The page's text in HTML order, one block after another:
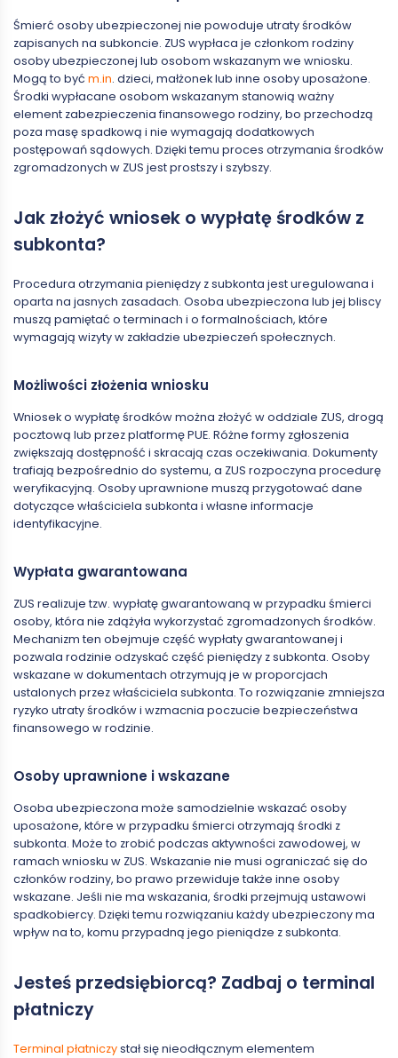
Śmierć osoby ubezpieczonej nie powoduje utraty środków
zapisanych na subkoncie. ZUS wypłaca je członkom rodziny
osoby ubezpieczonej lub osobom wskazanym we wniosku.
Mogą to być m.in. dzieci, małżonek lub inne osoby uposażone.
Środki wypłacane osobom wskazanym stanowią ważny
element zabezpieczenia finansowego rodziny, bo przechodzą
poza masę spadkową i nie wymagają dodatkowych
postępowań sądowych. Dzięki temu proces otrzymania środków
zgromadzonych w ZUS jest prostszy i szybszy.
Jak złożyć wniosek o wypłatę środków z
subkonta?
Procedura otrzymania pieniędzy z subkonta jest uregulowana i
oparta na jasnych zasadach. Osoba ubezpieczona lub jej bliscy
muszą pamiętać o terminach i o formalnościach, które
wymagają wizyty w zakładzie ubezpieczeń społecznych.
Możliwości złożenia wniosku
Wniosek o wypłatę środków można złożyć w oddziale ZUS, drogą
pocztową lub przez platformę PUE. Różne formy zgłoszenia
zwiększają dostępność i skracają czas oczekiwania. Dokumenty
trafiają bezpośrednio do systemu, a ZUS rozpoczyna procedurę
weryfikacyjną. Osoby uprawnione muszą przygotować dane
dotyczące właściciela subkonta i własne informacje
identyfikacyjne.
Wypłata gwarantowana
ZUS realizuje tzw. wypłatę gwarantowaną w przypadku śmierci
osoby, która nie zdążyła wykorzystać zgromadzonych środków.
Mechanizm ten obejmuje część wypłaty gwarantowanej i
pozwala rodzinie odzyskać część pieniędzy z subkonta. Osoby
wskazane w dokumentach otrzymują je w proporcjach
ustalonych przez właściciela subkonta. To rozwiązanie zmniejsza
ryzyko utraty środków i wzmacnia poczucie bezpieczeństwa
finansowego w rodzinie.
Osoby uprawnione i wskazane
Osoba ubezpieczona może samodzielnie wskazać osoby
uposażone, które w przypadku śmierci otrzymają środki z
subkonta. Może to zrobić podczas aktywności zawodowej, w
ramach wniosku w ZUS. Wskazanie nie musi ograniczać się do
członków rodziny, bo prawo przewiduje także inne osoby
wskazane. Jeśli nie ma wskazania, środki przejmują ustawowi
spadkobiercy. Dzięki temu rozwiązaniu każdy ubezpieczony ma
wpływ na to, komu przypadną jego pieniądze z subkonta.
Jesteś przedsiębiorcą? Zadbaj o terminal
płatniczy
Terminal płatniczystał się nieodłącznym elementem